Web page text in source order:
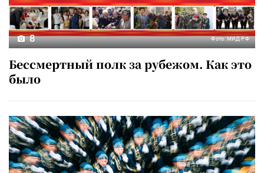
8 Фото: МИД РФ
Бессмертный полк за рубежом. Как это
было